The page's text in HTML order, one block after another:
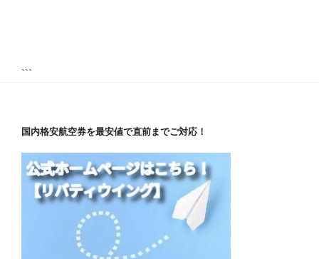
```
国内格安航空券を最安値で直前までご対応！